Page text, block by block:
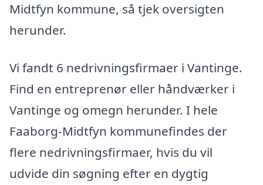
Midtfyn kommune, så tjek oversigten
herunder.
Vi fandt 6 nedrivningsfirmaer i Vantinge.
Find en entreprenør eller håndværker i
Vantinge og omegn herunder. I hele
Faaborg-Midtfyn kommunefindes der
flere nedrivningsfirmaer, hvis du vil
udvide din søgning efter en dygtig